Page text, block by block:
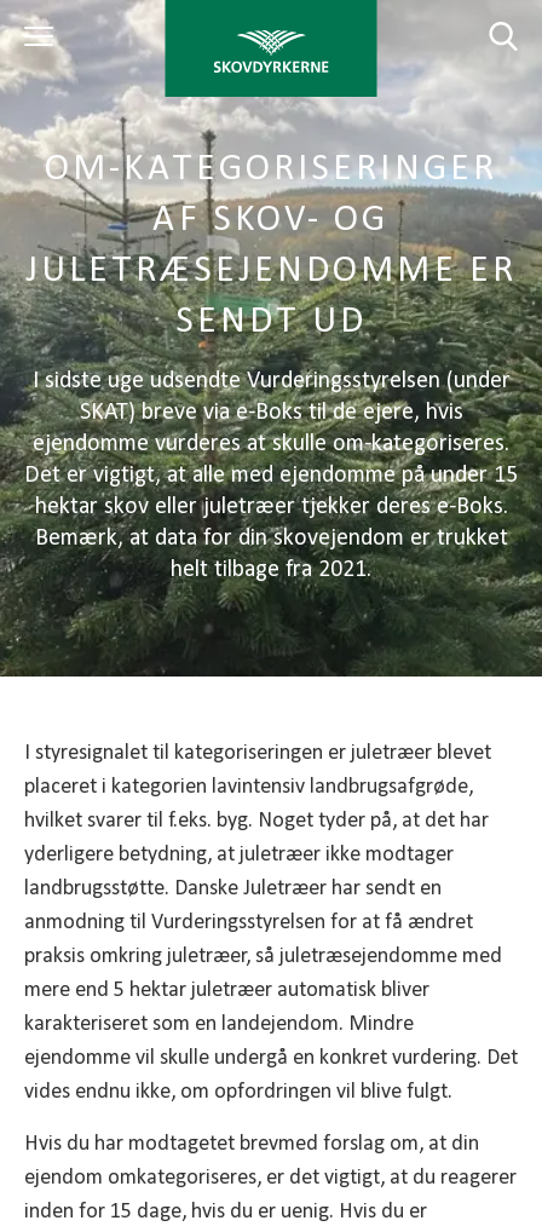
OM-KATEGORISERINGER
AF SKOV- OG
JULETRÆSEJENDOMME ER
SENDT UD
I sidste uge udsendte Vurderingsstyrelsen (under
SKAT) breve via e-Boks til de ejere, hvis
ejendomme vurderes at skulle om-kategoriseres.
Det er vigtigt, at alle med ejendomme på under 15
hektar skov eller juletræer tjekker deres e-Boks.
Bemærk, at data for din skovejendom er trukket
helt tilbage fra 2021.
I styresignalet til kategoriseringen er juletræer blevet
placeret i kategorien lavintensiv landbrugsafgrøde,
hvilket svarer til f.eks. byg. Noget tyder på, at det har
yderligere betydning, at juletræer ikke modtager
landbrugsstøtte. Danske Juletræer har sendt en
anmodning til Vurderingsstyrelsen for at få ændret
praksis omkring juletræer, så juletræsejendomme med
mere end 5 hektar juletræer automatisk bliver
karakteriseret som en landejendom. Mindre
ejendomme vil skulle undergå en konkret vurdering. Det
vides endnu ikke, om opfordringen vil blive fulgt.
Hvis du har modtagetet brevmed forslag om, at din
ejendom omkategoriseres, er det vigtigt, at du reagerer
inden for 15 dage, hvis du er uenig. Hvis du er